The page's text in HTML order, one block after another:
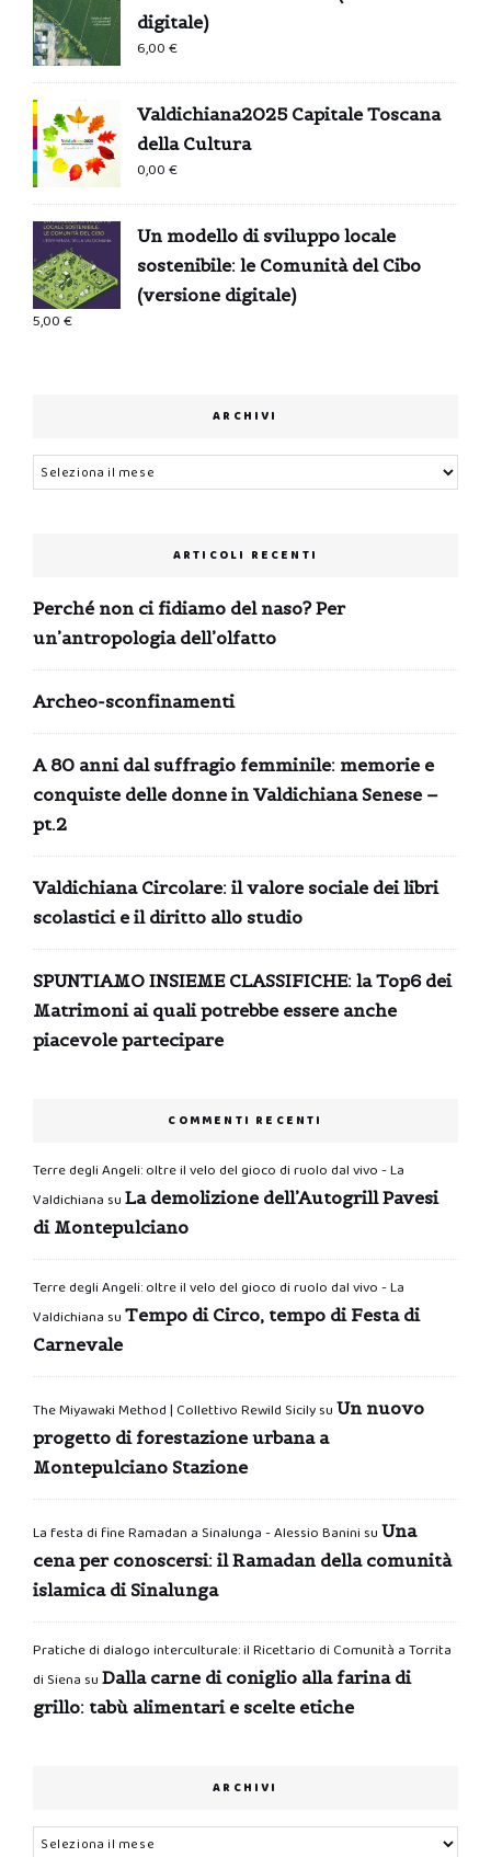
digitale)
6,00€
Valdichiana2025 Capitale Toscana
della Cultura
0,00€
Un modello di sviluppo locale
sostenibile: le Comunità del Cibo
(versione digitale)
5,00€
ARCHIVI
Archivi
ARTICOLI RECENTI
Perché non ci fidiamo del naso? Per
un’antropologia dell’olfatto
Archeo-sconfinamenti
A 80 anni dal suffragio femminile: memorie e
conquiste delle donne in Valdichiana Senese –
pt.2
Valdichiana Circolare: il valore sociale dei libri
scolastici e il diritto allo studio
SPUNTIAMO INSIEME CLASSIFICHE: la Top6 dei
Matrimoni ai quali potrebbe essere anche
piacevole partecipare
COMMENTI RECENTI
Terre degli Angeli: oltre il velo del gioco di ruolo dal vivo - La
Valdichiana su La demolizione dell’Autogrill Pavesi
di Montepulciano
Terre degli Angeli: oltre il velo del gioco di ruolo dal vivo - La
Valdichiana su Tempo di Circo, tempo di Festa di
Carnevale
The Miyawaki Method | Collettivo Rewild Sicilysu Un nuovo
progetto di forestazione urbana a
Montepulciano Stazione
La festa di fine Ramadan a Sinalunga - Alessio Banini su Una
cena per conoscersi: il Ramadan della comunità
islamica di Sinalunga
Pratiche di dialogo interculturale: il Ricettario di Comunità a Torrita
di Siena su Dalla carne di coniglio alla farina di
grillo: tabù alimentari e scelte etiche
ARCHIVI
Archivi